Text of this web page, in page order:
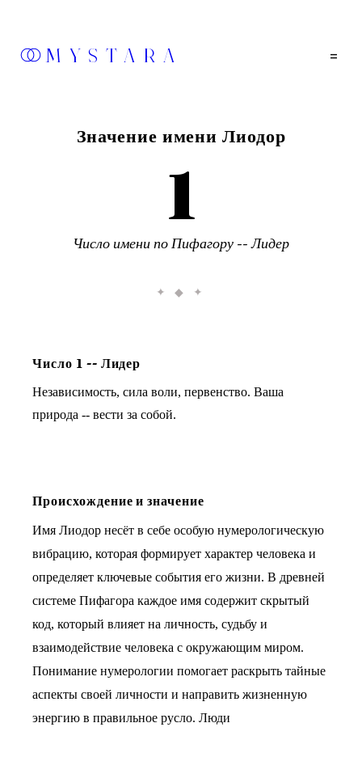
MYSTARA =
Значение имениЛиодор
1
Число имени по Пифагору --Лидер
✦ ◆ ✦
Число 1 -- Лидер
Независимость, сила воли, первенство. Ваша
природа -- вести за собой.
Происхождение и значение
Имя Лиодор несёт в себе особую нумерологическую
вибрацию, которая формирует характер человека и
определяет ключевые события его жизни. В древней
системе Пифагора каждое имя содержит скрытый
код, который влияет на личность, судьбу и
взаимодействие человека с окружающим миром.
Понимание нумерологии помогает раскрыть тайные
аспекты своей личности и направить жизненную
энергию в правильное русло. Люди